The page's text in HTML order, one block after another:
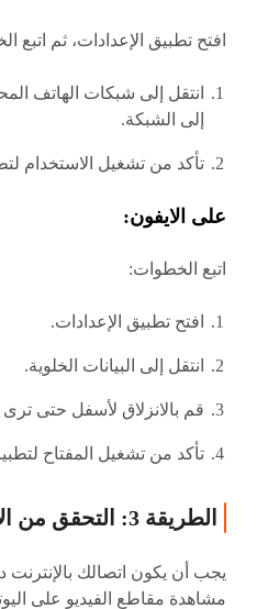
افتح تطبيق الإعدادات، ثم اتبع
انتقل إلى شبكات الهاتف
إلى الشبكة.
تأكد من تشغيل الاستخدام
على الايفون:
اتبع الخطوات:
افتح تطبيق الإعدادات.
انتقل إلى البيانات الخلوية.
قم بالانزلاق لأسفل حتى ترى
تأكد من تشغيل المفتاح
الطريقة 3: التحقق من الاتصال بالإنترنت
يجب أن يكون اتصالك
مشاهدة مقاطع الفيديو على